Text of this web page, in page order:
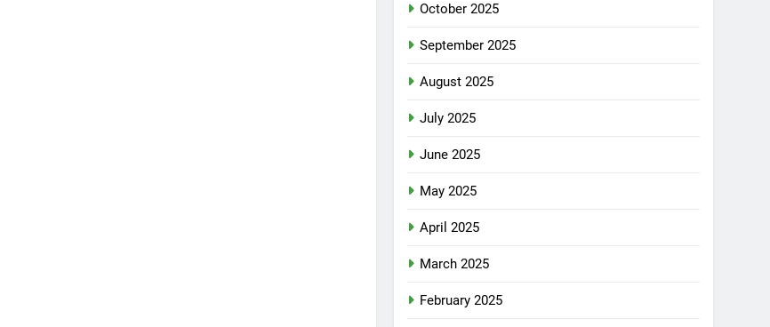
October 2025
September 2025
August 2025
July 2025
June 2025
May 2025
April 2025
March 2025
February 2025